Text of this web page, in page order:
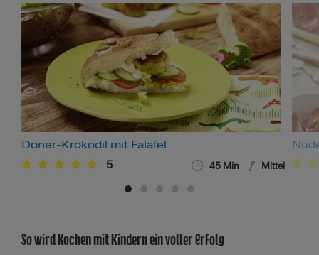
Döner-Krokodil mit Falafel
5 45 Min Mittel
So wird Kochen mit Kindern ein voller Erfolg